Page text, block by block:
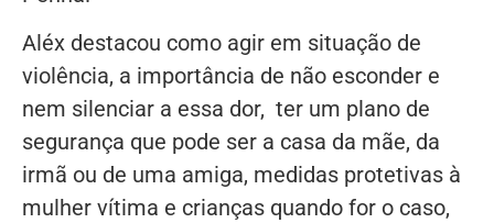
Aléx destacou como agir em situação de
violência, a importância de não esconder e
nem silenciar a essa dor, ter um plano de
segurança que pode ser a casa da mãe, da
irmã ou de uma amiga, medidas protetivas à
mulher vítima e crianças quando for o caso,